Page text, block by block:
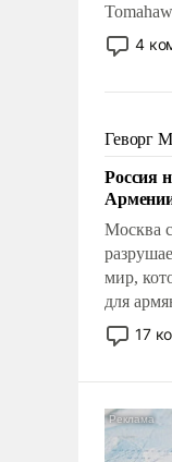
США
лет.
перед
4
Геворг
Россия
Москва
мир,
для
Мир, где политические
17